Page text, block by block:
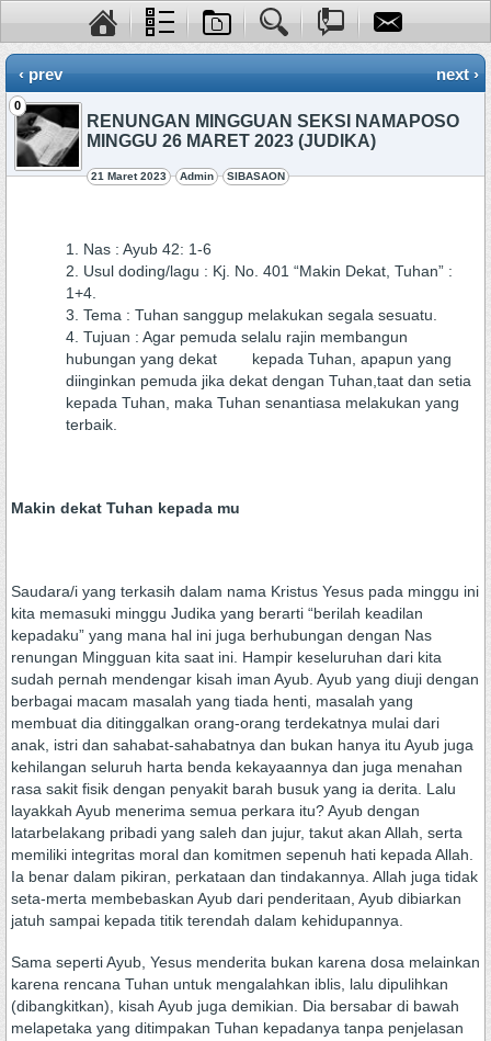
‹ prev next ›
0
RENUNGAN MINGGUAN SEKSI NAMAPOSO
MINGGU 26 MARET 2023 (JUDIKA)
21 Maret 2023 Admin SIBASAON
Nas : Ayub 42: 1-6
Usul doding/lagu : Kj. No. 401 “Makin Dekat, Tuhan” :
1+4.
Tema : Tuhan sanggup melakukan segala sesuatu.
Tujuan : Agar pemuda selalu rajin membangun
hubungan yang dekat kepada Tuhan, apapun yang
diinginkan pemuda jika dekat dengan Tuhan,taat dan setia
kepada Tuhan, maka Tuhan senantiasa melakukan yang
terbaik.
Makin dekat Tuhan kepada mu
Saudara/i yang terkasih dalam nama Kristus Yesus pada minggu ini
kita memasuki minggu Judika yang berarti “berilah keadilan
kepadaku” yang mana hal ini juga berhubungan dengan Nas
renungan Mingguan kita saat ini. Hampir keseluruhan dari kita
sudah pernah mendengar kisah iman Ayub. Ayub yang diuji dengan
berbagai macam masalah yang tiada henti, masalah yang
membuat dia ditinggalkan orang-orang terdekatnya mulai dari
anak, istri dan sahabat-sahabatnya dan bukan hanya itu Ayub juga
kehilangan seluruh harta benda kekayaannya dan juga menahan
rasa sakit fisik dengan penyakit barah busuk yang ia derita. Lalu
layakkah Ayub menerima semua perkara itu? Ayub dengan
latarbelakang pribadi yang saleh dan jujur, takut akan Allah, serta
memiliki integritas moral dan komitmen sepenuh hati kepada Allah.
Ia benar dalam pikiran, perkataan dan tindakannya. Allah juga tidak
seta-merta membebaskan Ayub dari penderitaan, Ayub dibiarkan
jatuh sampai kepada titik terendah dalam kehidupannya.
Sama seperti Ayub, Yesus menderita bukan karena dosa melainkan
karena rencana Tuhan untuk mengalahkan iblis, lalu dipulihkan
(dibangkitkan), kisah Ayub juga demikian. Dia bersabar di bawah
melapetaka yang ditimpakan Tuhan kepadanya tanpa penjelasan